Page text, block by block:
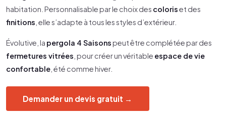
habitation. Personnalisable par le choix des coloriset des
finitions , elle s’adapte à tous les styles d’extérieur.
Évolutive, la pergola 4 Saisonspeut être complétée par des
fermetures vitrées , pour créer un véritable espace de vie
confortable , été comme hiver.
Demander un devis gratuit →